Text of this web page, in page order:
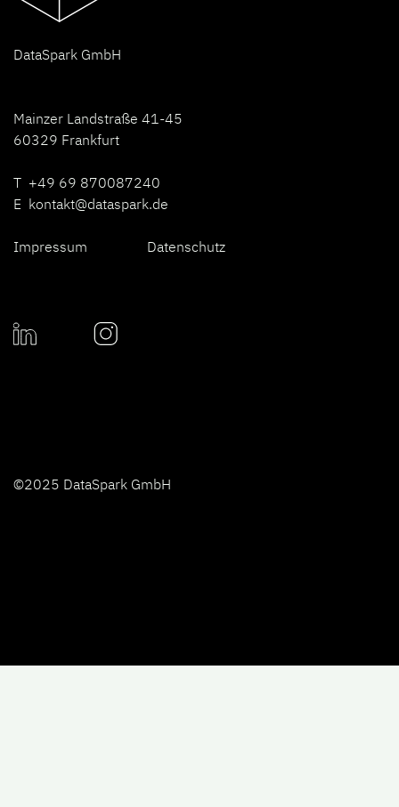
DataSpark GmbH
Mainzer Landstraße 41-45
60329 Frankfurt
T +49 69 870087240
E kontakt@dataspark.de
Impressum Datenschutz
©2025 DataSpark GmbH